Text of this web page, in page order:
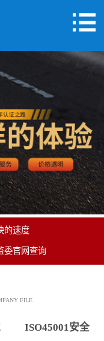
的速度
委官网查询
FILE
ISO45001安全